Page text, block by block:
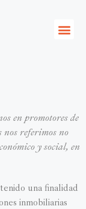
en promotores de
nos referimos no
y social, en
una finalidad
inmobiliarias